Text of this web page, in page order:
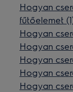
Hogyan
fűtőelemet
Hogyan
Hogyan
Hogyan
Hogyan
Hogyan